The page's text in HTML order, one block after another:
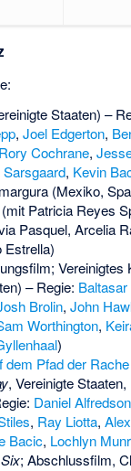
Staaten) –
, Joel Edgerton,
Rory Cochrane,
Sarsgaard, Kevin
(Mexiko,
Patricia Reyes
Pasquel, Arcelia
Estrella)
Vereinigtes
– Regie:
Brolin, John
Worthington,
)
dem Pfad der Rache
, Vereinigte Staaten,
Daniel Alfredson
, Ray Liotta,
Bacic, Lochlyn
; Abschlussfilm,